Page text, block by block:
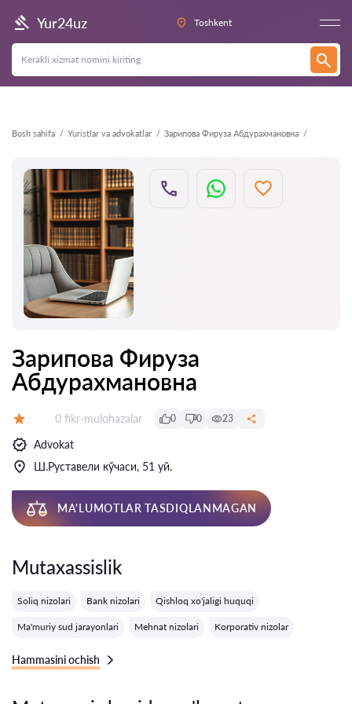
Yur24uz Toshkent
Bosh sahifa Yuristlar va advokatlar Зарипова Фируза Абдурахмановна
Orqaga
Зарипова Фируза
Абдурахмановна
Fikrlar:
0 fikr-mulohazalar 0 0 23
Advokat
Ш.Руставели кўчаси, 51 уй.
MA'LUMOTLAR TASDIQLANMAGAN
Mutaxassislik
Soliq nizolari Bank nizolari Qishloq xo'jaligi huquqi
Ma'muriy sud jarayonlari Mehnat nizolari Korporativ nizolar
Hammasini ochish